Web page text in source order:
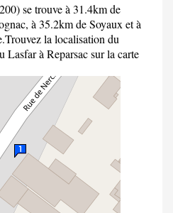
se trouve à 31.4km de
à 35.2km de Soyaux et à
la localisation du
Lasfar à Reparsac sur la carte